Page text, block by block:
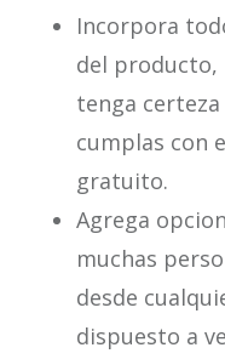
Incorpora
del producto,
tenga
cumplas con
gratuito.
Agrega
muchas
desde
dispuesto a